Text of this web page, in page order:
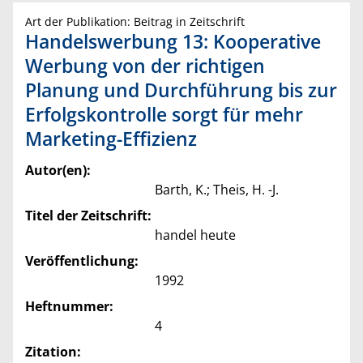
Art der Publikation: Beitrag in Zeitschrift
Handelswerbung 13: Kooperative
Werbung von der richtigen
Planung und Durchführung bis zur
Erfolgskontrolle sorgt für mehr
Marketing-Effizienz
Autor(en):
Barth, K.; Theis, H. -J.
Titel der Zeitschrift:
handel heute
Veröffentlichung:
1992
Heftnummer:
4
Zitation: